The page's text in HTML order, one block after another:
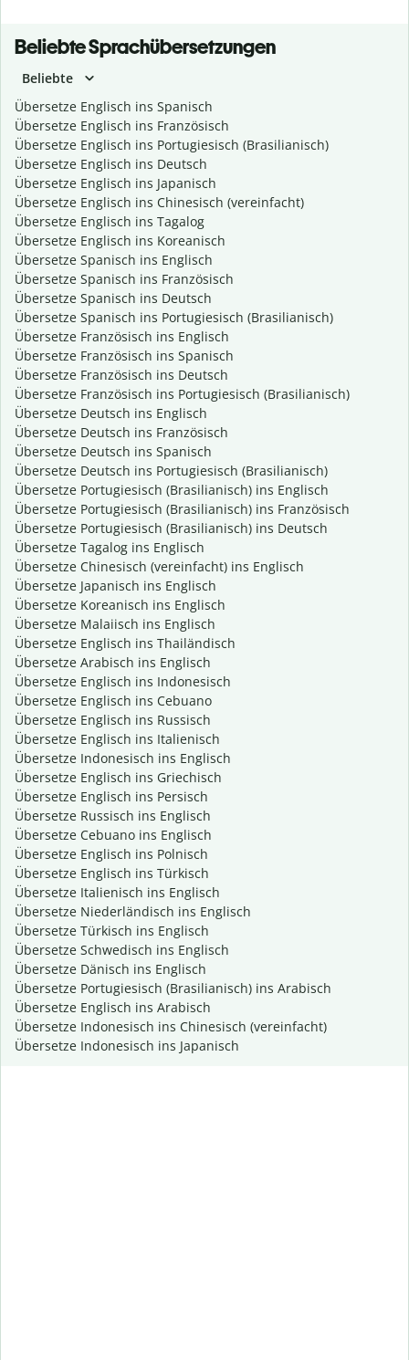
Beliebte Sprachübersetzungen
Beliebte
Übersetze Englisch ins Spanisch
Übersetze Englisch ins Französisch
Übersetze Englisch ins Portugiesisch (Brasilianisch)
Übersetze Englisch ins Deutsch
Übersetze Englisch ins Japanisch
Übersetze Englisch ins Chinesisch (vereinfacht)
Übersetze Englisch ins Tagalog
Übersetze Englisch ins Koreanisch
Übersetze Spanisch ins Englisch
Übersetze Spanisch ins Französisch
Übersetze Spanisch ins Deutsch
Übersetze Spanisch ins Portugiesisch (Brasilianisch)
Übersetze Französisch ins Englisch
Übersetze Französisch ins Spanisch
Übersetze Französisch ins Deutsch
Übersetze Französisch ins Portugiesisch (Brasilianisch)
Übersetze Deutsch ins Englisch
Übersetze Deutsch ins Französisch
Übersetze Deutsch ins Spanisch
Übersetze Deutsch ins Portugiesisch (Brasilianisch)
Übersetze Portugiesisch (Brasilianisch) ins Englisch
Übersetze Portugiesisch (Brasilianisch) ins Französisch
Übersetze Portugiesisch (Brasilianisch) ins Deutsch
Übersetze Tagalog ins Englisch
Übersetze Chinesisch (vereinfacht) ins Englisch
Übersetze Japanisch ins Englisch
Übersetze Koreanisch ins Englisch
Übersetze Malaiisch ins Englisch
Übersetze Englisch ins Thailändisch
Übersetze Arabisch ins Englisch
Übersetze Englisch ins Indonesisch
Übersetze Englisch ins Cebuano
Übersetze Englisch ins Russisch
Übersetze Englisch ins Italienisch
Übersetze Indonesisch ins Englisch
Übersetze Englisch ins Griechisch
Übersetze Englisch ins Persisch
Übersetze Russisch ins Englisch
Übersetze Cebuano ins Englisch
Übersetze Englisch ins Polnisch
Übersetze Englisch ins Türkisch
Übersetze Italienisch ins Englisch
Übersetze Niederländisch ins Englisch
Übersetze Türkisch ins Englisch
Übersetze Schwedisch ins Englisch
Übersetze Dänisch ins Englisch
Übersetze Portugiesisch (Brasilianisch) ins Arabisch
Übersetze Englisch ins Arabisch
Übersetze Indonesisch ins Chinesisch (vereinfacht)
Übersetze Indonesisch ins Japanisch